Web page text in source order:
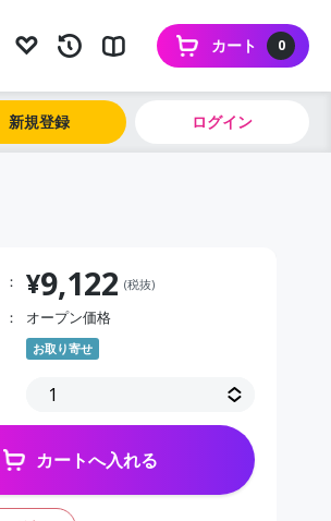
0
カート
新規登録 ログイン
¥9,122 (税抜)
オープン価格
お取り寄せ
カートへ入れる